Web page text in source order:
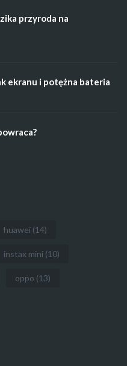
przyroda na
ekranu i potężna bateria
huawei (14)
instax mini (10)
oppo (13)